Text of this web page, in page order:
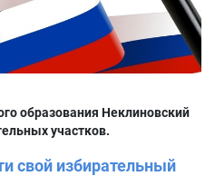
образования Неклиновский
участков.
свой избирательный